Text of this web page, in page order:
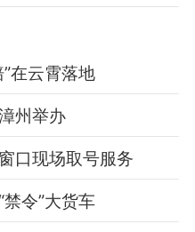
在云霄落地
州举办
口现场取号服务
令”大货车